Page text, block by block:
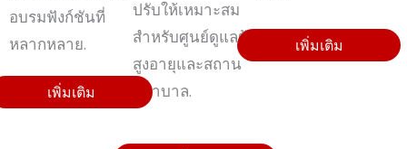
อบรมฟังก์ชันที่
หลากหลาย.
เพิ่มเติม
เพิ่มเติม
ปรับให้เหมาะสม
สำหรับศูนย์ดูแลผู้
สูงอายุและสถาน
พยาบาล.
เพิ่มเติม
เพิ่มเติม